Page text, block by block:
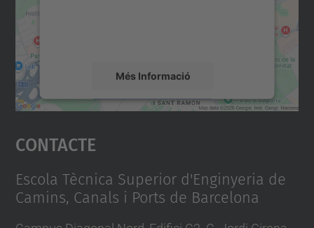
Més Informació
Accepta
powered by
Contacte
Escola Tècnica Superior d'Enginyeria de
Camins, Canals i Ports de Barcelona